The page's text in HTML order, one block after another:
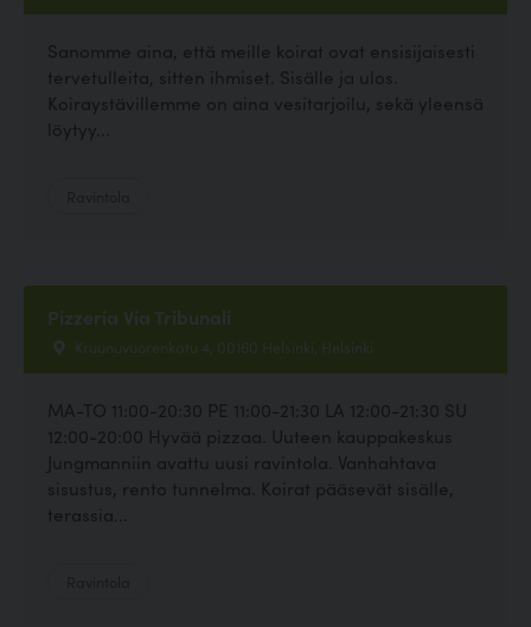
Sanomme aina, että meille koirat ovat ensisijaisesti
tervetulleita, sitten ihmiset. Sisälle ja ulos.
Koiraystävillemme on aina vesitarjoilu, sekä yleensä
löytyy...
Pizzeria Via Tribunali
Kruunuvuorenkatu 4, 00160 Helsinki, Helsinki
MA-TO 11:00-20:30 PE 11:00-21:30 LA 12:00-21:30 SU
12:00-20:00 Hyvää pizzaa. Uuteen kauppakeskus
Jungmanniin avattu uusi ravintola. Vanhahtava
sisustus, rento tunnelma. Koirat pääsevät sisälle,
terassia...